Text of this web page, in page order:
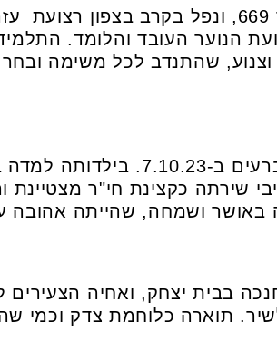
הנוער העובד והלומד.
שהתנדב לכל משימה
שירתה כקצינת חי"ר מצטיינת
ושמחה, שהייתה אהובה
נובה ב-7.10.23. רוני התחנכה בבית יצחק,
3 שנים ואהבה לשיר. תוארה כלוחמת